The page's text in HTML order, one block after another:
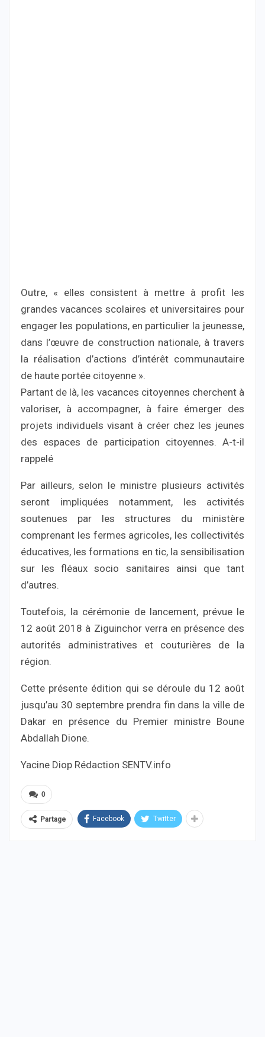
Outre, « elles consistent à mettre à profit les
grandes vacances scolaires et universitaires pour
engager les populations, en particulier la jeunesse,
dans l’œuvre de construction nationale, à travers
la réalisation d’actions d’intérêt communautaire
de haute portée citoyenne ».
Partant de là, les vacances citoyennes cherchent à
valoriser, à accompagner, à faire émerger des
projets individuels visant à créer chez les jeunes
des espaces de participation citoyennes. A-t-il
rappelé
Par ailleurs, selon le ministre plusieurs activités
seront impliquées notamment, les activités
soutenues par les structures du ministère
comprenant les fermes agricoles, les collectivités
éducatives, les formations en tic, la sensibilisation
sur les fléaux socio sanitaires ainsi que tant
d’autres.
Toutefois, la cérémonie de lancement, prévue le
12 août 2018 à Ziguinchor verra en présence des
autorités administratives et couturières de la
région.
Cette présente édition qui se déroule du 12 août
jusqu’au 30 septembre prendra fin dans la ville de
Dakar en présence du Premier ministre Boune
Abdallah Dione.
Yacine Diop Rédaction SENTV.info
0
Partage Facebook Twitter